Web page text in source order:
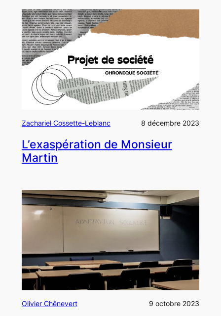
Zachariel Cossette-Leblanc 8 décembre 2023
L’exaspération de Monsieur
Martin
Olivier Chênevert 9 octobre 2023